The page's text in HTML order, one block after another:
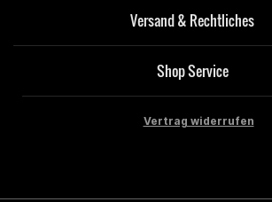
Versand & Rechtliches
Shop Service
Vertrag widerrufen